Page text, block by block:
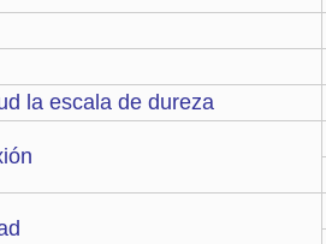
la escala de dureza